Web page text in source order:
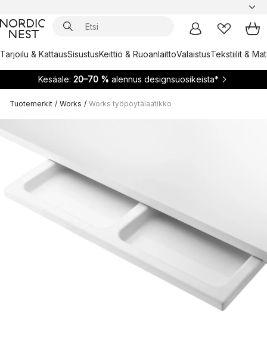
Tarjoilu & KattausSisustusKeittiö & RuoanlaittoValaistusTekstiilit &
Kesäale: 20–70 % alennus designsuosikeista*
Tuotemerkit / Works / Works työpöytälaatikko